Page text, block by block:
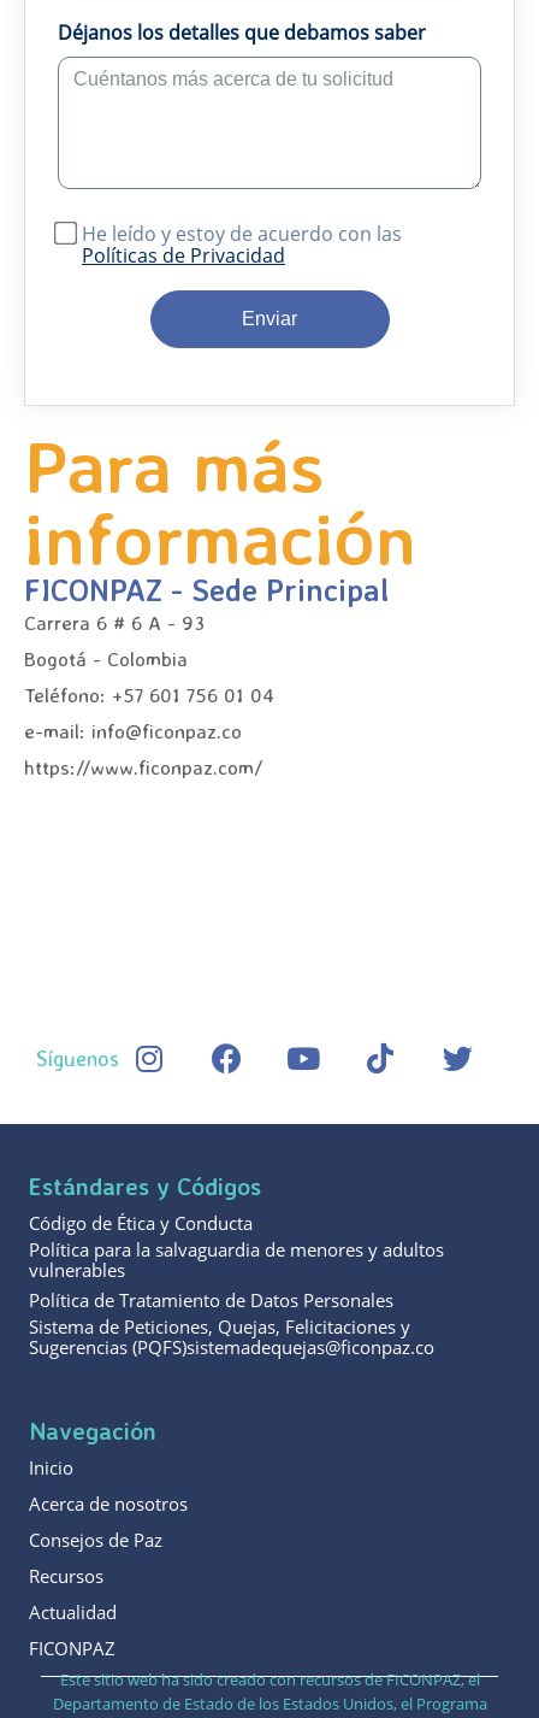
Déjanos los detalles que debamos saber
He leído y estoy de acuerdo con las
Políticas de Privacidad
Enviar
Para más
información
FICONPAZ - Sede Principal
Carrera 6 # 6 A - 93
Bogotá - Colombia
Teléfono: +57 601 756 01 04
e-mail: info@ficonpaz.co
https://www.ficonpaz.com/
Síguenos
Estándares y Códigos
Código de Ética y Conducta
Política para la salvaguardia de menores y adultos
vulnerables
Política de Tratamiento de Datos Personales
Sistema de Peticiones, Quejas, Felicitaciones y
Sugerencias (PQFS)sistemadequejas@ficonpaz.co
Navegación
Inicio
Acerca de nosotros
Consejos de Paz
Recursos
Actualidad
FICONPAZ
Este sitio web ha sido creado con recursos de FICONPAZ, el
Departamento de Estado de los Estados Unidos, el Programa